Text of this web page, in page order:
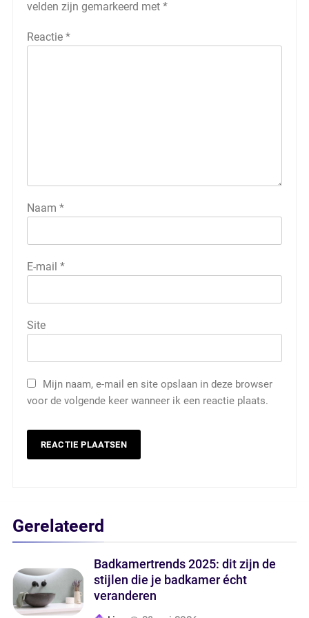
velden zijn gemarkeerd met *
Reactie *
Naam *
E-mail *
Site
Mijn naam, e-mail en site opslaan in deze browser
voor de volgende keer wanneer ik een reactie plaats.
Gerelateerd
Badkamertrends 2025: dit zijn de
stijlen die je badkamer écht
veranderen